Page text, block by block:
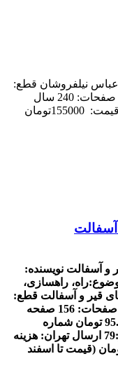
نیلفروشان قطع:
وزیری نوع جلد: شوميز زبان: فارسي تعداد صفحات: 240 سال
آسفالت
و آسفالت نويسنده:
راهسازی،
قیر و آسفالت قطع:
156 صفحه
شماره
ارسال تهران: هزینه
35 هزار تومان (قیمت تا اسفند